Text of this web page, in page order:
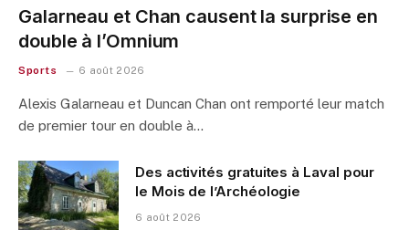
Galarneau et Chan causent la surprise en
double à l’Omnium
Sports 6 août 2026
Alexis Galarneau et Duncan Chan ont remporté leur match
de premier tour en double à…
Des activités gratuites à Laval pour
le Mois de l’Archéologie
6 août 2026